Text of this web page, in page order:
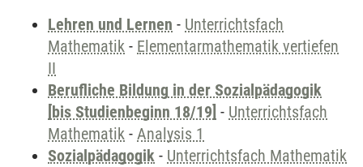
Lehren und Lernen - Unterrichtsfach
Mathematik - Elementarmathematik vertiefen
II
Berufliche Bildung in der Sozialpädagogik
[bis Studienbeginn 18/19] - Unterrichtsfach
Mathematik - Analysis 1
Sozialpädagogik - Unterrichtsfach Mathematik